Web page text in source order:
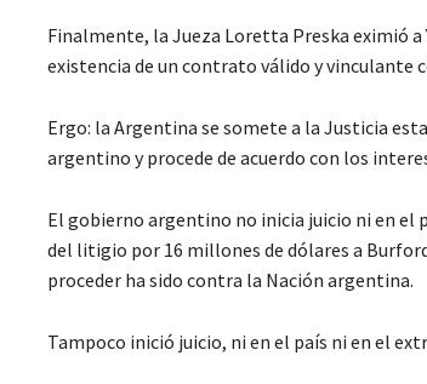
Finalmente, la Jueza Loretta Preska eximió a
existencia de un contrato válido y vinculante
Ergo: la Argentina se somete a la Justicia
argentino y procede de acuerdo con los
El gobierno argentino no inicia juicio ni en el
del litigio por 16 millones de dólares a
proceder ha sido contra la Nación argentina.
Tampoco inició juicio, ni en el país ni en el